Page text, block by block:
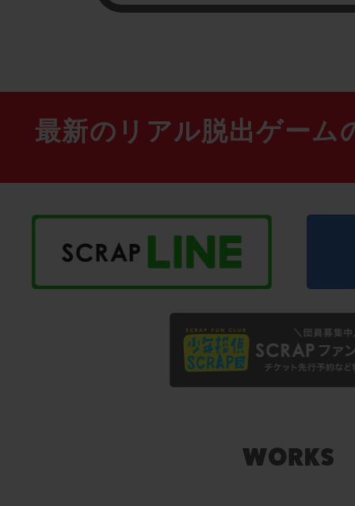
最新のリアル脱出ゲーム